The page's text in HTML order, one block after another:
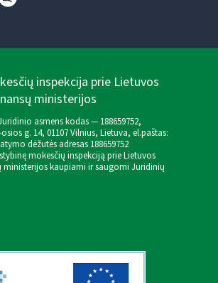
inspekcija prie Lietuvos
ministerijos
asmens kodas — 188659752,
g. 14, 01107 Vilnius, Lietuva, el.paštas:
dėžutės adresas 188659752
mokesčių inspekciją prie Lietuvos
ministerijos kaupiami ir saugomi Juridinių